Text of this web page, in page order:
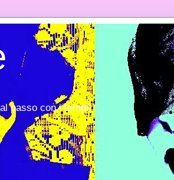
passo con i tempi!